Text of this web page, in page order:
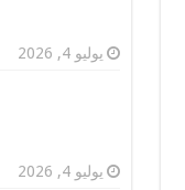
يوليو 4, 2026
يوليو 4, 2026